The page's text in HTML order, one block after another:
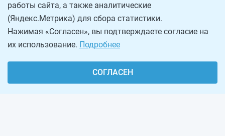
работы сайта, а также аналитические
(Яндекс.Метрика) для сбора статистики.
Нажимая «Согласен», вы подтверждаете согласие на
их использование. Подробнее
СОГЛАСЕН